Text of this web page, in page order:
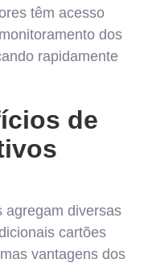
têm acesso
dos
rapidamente
de
agregam diversas
cartões
vantagens dos